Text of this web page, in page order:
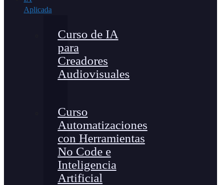
Aplicada
Curso de IA
para
Creadores
Audiovisuales
Curso
Automatizaciones
con Herramientas
No Code e
Inteligencia
Artificial